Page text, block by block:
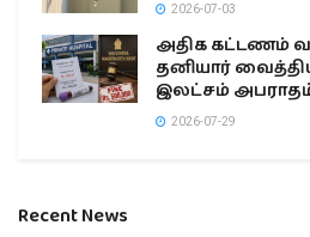
2026-07-03
அதிக கட்டணம்
தனியார்
இலட்சம்
2026-07-29
Recent News